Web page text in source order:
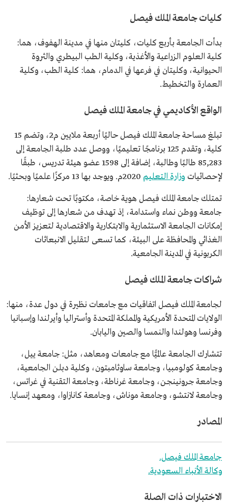
كليات جامعة الملك فيصل
بدأت الجامعة بأربع كليات، كليتان منها في مدينة الهفوف، هما:
كلية العلوم الزراعية والأغذية، وكلية الطب البيطري والثروة
الحيوانية، وكليتان في فرعها في الدمام، هما: كلية الطب، وكلية
العمارة والتخطيط.
الواقع الأكاديمي في جامعة الملك فيصل
تبلغ مساحة جامعة الملك فيصل حاليًا أربعة ملايين م2، وتضم 15
كلية، وتقدم 125 برنامجًا تعليميًا، ووصل عدد طلبة الجامعة إلى
85,283 طالبًا وطالبة، إضافة إلى 1598 عضو هيئة تدريس، طبقًا
لإحصائيات وزارة التعليم
تمتلك جامعة الملك فيصل هوية خاصة، مكتوبًا تحت شعارها:
جامعة ووطن نماء واستدامة، إذ تهدف من شعارها إلى توظيف
إمكانات الجامعة الاستثمارية والابتكارية والاقتصادية لتعزيز الأمن
الغذائي والمحافظة على البيئة، كما تسعى لتقليل الانبعاثات
الكربونية في المدينة الجامعية.
شراكات جامعة الملك فيصل
لجامعة الملك فيصل اتفاقيات مع جامعات نظيرة في دول عدة، منها:
الولايات المتحدة الأمريكية والمملكة المتحدة وأستراليا وأيرلندا وإسبانيا
وفرنسا وهولندا والنمسا والصين واليابان.
تتشارك الجامعة عالميًّا مع جامعات ومعاهد، مثل: جامعة ييل،
وجامعة كولومبيا، وجامعة ساوثامبتون، وكلية دبلن الجامعية،
وجامعة جرونينجن، وجامعة غرناطة، وجامعة التقنية في غراتس،
وجامعة لانتشو، وجامعة موناش، وجامعة كانازاوا، ومعهد إنسايا.
المصادر
جامعة الملك فيصل.
وكالة الأنباء السعودية.
الاختبارات ذات الصلة